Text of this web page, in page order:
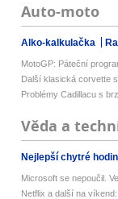
Auto-moto
Alko-kalkulačka
MotoGP: Páteční
Další klasická corvette
Problémy Cadillacu s
Věda a
Nejlepší chytré
Microsoft se nepoučil.
Netflix a další na